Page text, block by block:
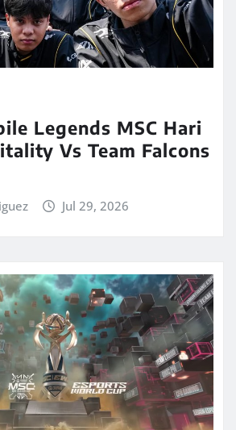
Legends MSC Hari
Vs Team Falcons
Jul 29, 2026